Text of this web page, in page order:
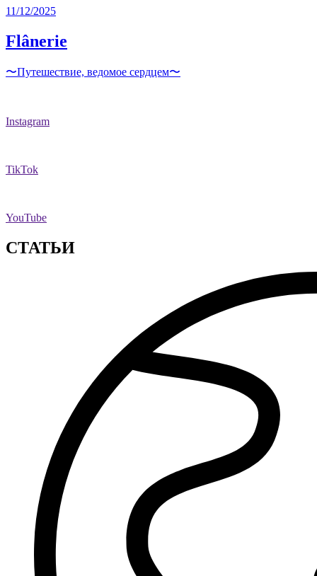
11/12/2025
Flânerie
〜Путешествие, ведомое сердцем〜
Instagram
TikTok
YouTube
СТАТЬИ